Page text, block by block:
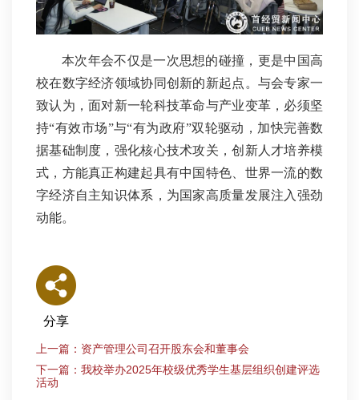
本次年会不仅是一次思想的碰撞，更是中国高
校在数字经济领域协同创新的新起点。与会专家一
致认为，面对新一轮科技革命与产业变革，必须坚
持“有效市场”与“有为政府”双轮驱动，加快完善数
据基础制度，强化核心技术攻关，创新人才培养模
式，方能真正构建起具有中国特色、世界一流的数
字经济自主知识体系，为国家高质量发展注入强劲
动能。
分享
上一篇：资产管理公司召开股东会和董事会
下一篇：我校举办2025年校级优秀学生基层组织创建评选
活动